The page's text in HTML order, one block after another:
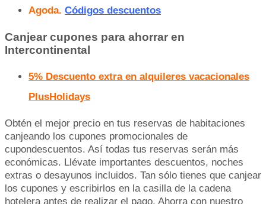
Agoda. Códigos descuentos
Canjear cupones para ahorrar en
Intercontinental
5% Descuento extra en alquileres vacacionales
PlusHolidays
Obtén el mejor precio en tus reservas de habitaciones
canjeando los cupones promocionales de
cupondescuentos. Así todas tus reservas serán más
económicas. Llévate importantes descuentos, noches
extras o desayunos incluidos. Tan sólo tienes que canjear
los cupones y escribirlos en la casilla de la cadena
hotelera antes de realizar el pago. Ahorra con nuestro